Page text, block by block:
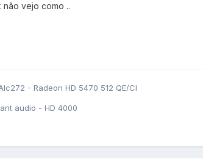
vejo como ..
- Radeon HD 5470 512 QE/CI
audio - HD 4000